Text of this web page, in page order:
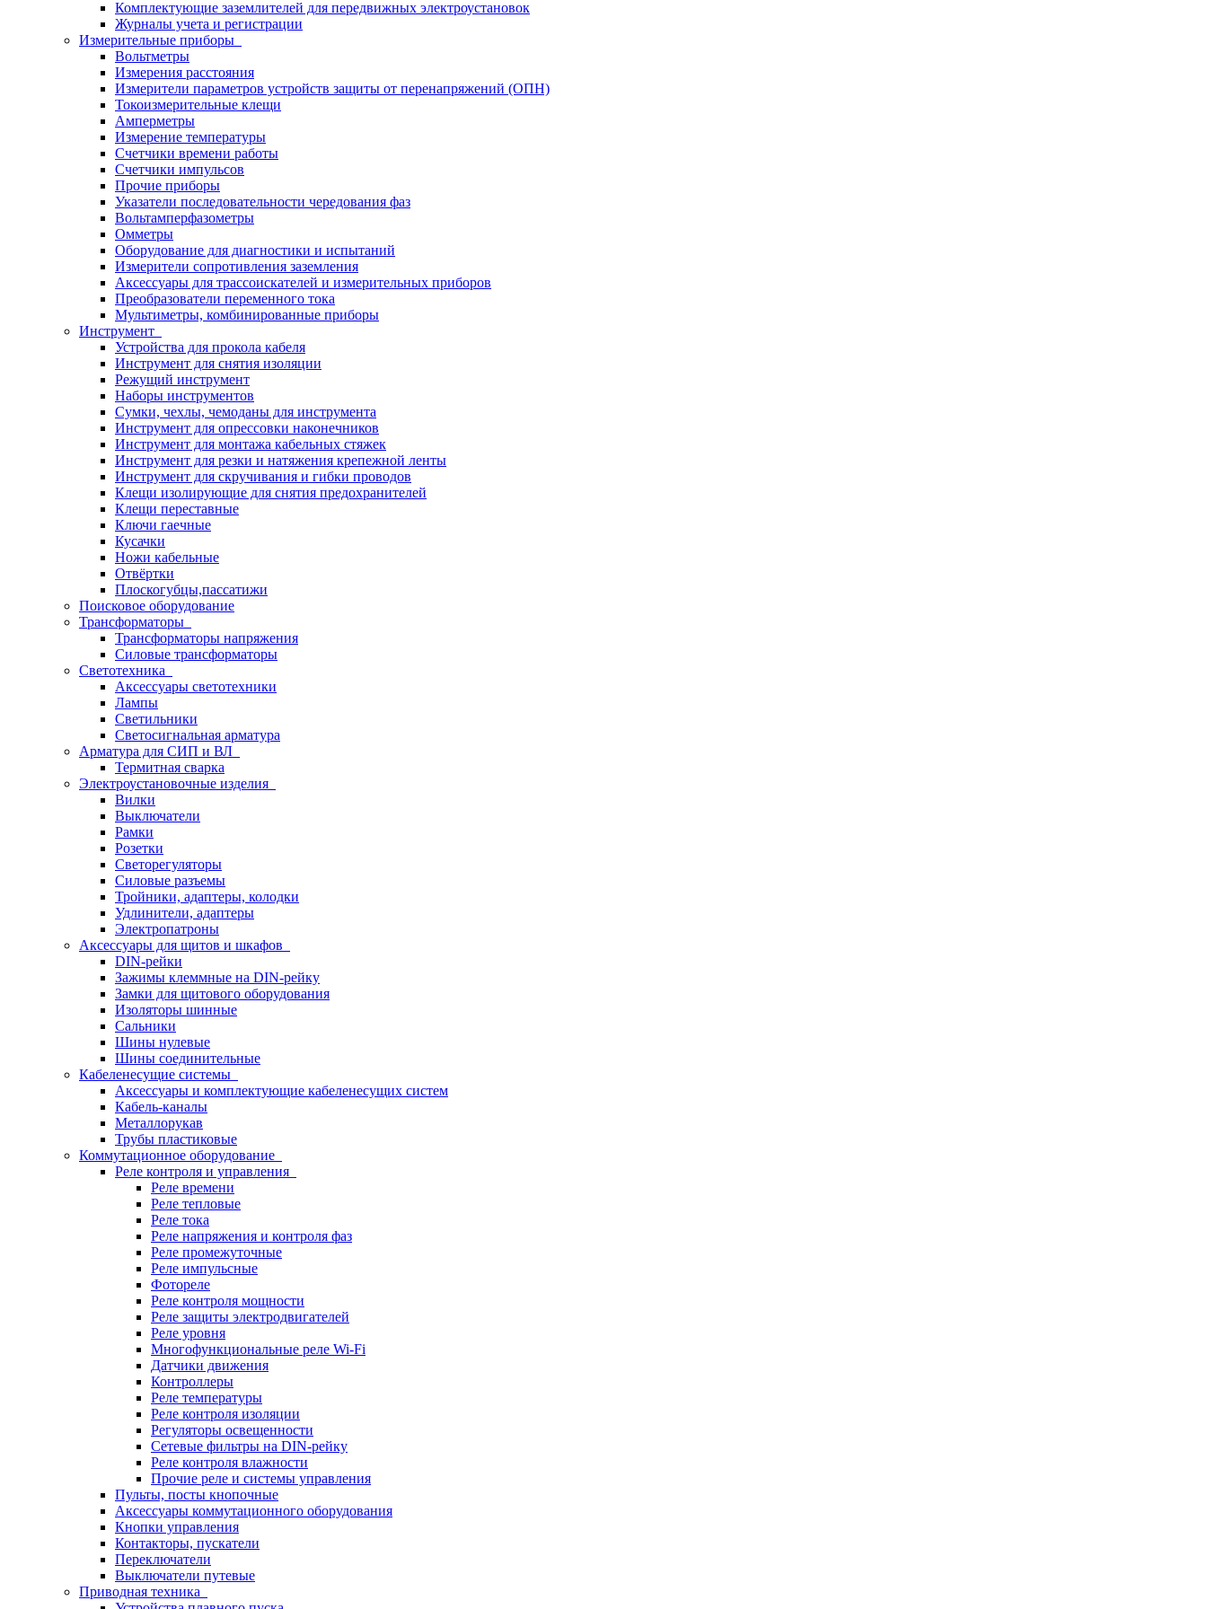
Комплектующие заземлителей для передвижных электроустановок
Журналы учета и регистрации
Измерительные приборы
Вольтметры
Измерения расстояния
Измерители параметров устройств защиты от перенапряжений (ОПН)
Токоизмерительные клещи
Амперметры
Измерение температуры
Счетчики времени работы
Счетчики импульсов
Прочие приборы
Указатели последовательности чередования фаз
Вольтамперфазометры
Омметры
Оборудование для диагностики и испытаний
Измерители сопротивления заземления
Аксессуары для трассоискателей и измерительных приборов
Преобразователи переменного тока
Мультиметры, комбинированные приборы
Инструмент
Устройства для прокола кабеля
Инструмент для снятия изоляции
Режущий инструмент
Наборы инструментов
Сумки, чехлы, чемоданы для инструмента
Инструмент для опрессовки наконечников
Инструмент для монтажа кабельных стяжек
Инструмент для резки и натяжения крепежной ленты
Инструмент для скручивания и гибки проводов
Клещи изолирующие для снятия предохранителей
Клещи переставные
Ключи гаечные
Кусачки
Ножи кабельные
Отвёртки
Плоскогубцы,пассатижи
Поисковое оборудование
Трансформаторы
Трансформаторы напряжения
Силовые трансформаторы
Светотехника
Аксессуары светотехники
Лампы
Светильники
Светосигнальная арматура
Арматура для СИП и ВЛ
Термитная сварка
Электроустановочные изделия
Вилки
Выключатели
Рамки
Розетки
Светорегуляторы
Силовые разъемы
Тройники, адаптеры, колодки
Удлинители, адаптеры
Электропатроны
Аксессуары для щитов и шкафов
DIN-рейки
Зажимы клеммные на DIN-рейку
Замки для щитового оборудования
Изоляторы шинные
Сальники
Шины нулевые
Шины соединительные
Кабеленесущие системы
Аксессуары и комплектующие кабеленесущих систем
Кабель-каналы
Металлорукав
Трубы пластиковые
Коммутационное оборудование
Реле контроля и управления
Реле времени
Реле тепловые
Реле тока
Реле напряжения и контроля фаз
Реле промежуточные
Реле импульсные
Фотореле
Реле контроля мощности
Реле защиты электродвигателей
Реле уровня
Многофункциональные реле Wi-Fi
Датчики движения
Контроллеры
Реле температуры
Реле контроля изоляции
Регуляторы освещенности
Сетевые фильтры на DIN-рейку
Реле контроля влажности
Прочие реле и системы управления
Пульты, посты кнопочные
Аксессуары коммутационного оборудования
Кнопки управления
Контакторы, пускатели
Переключатели
Выключатели путевые
Приводная техника